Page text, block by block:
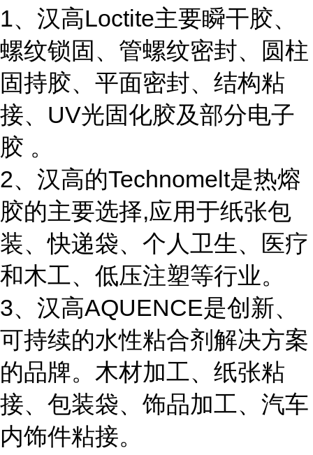
1、汉高Loctite主要瞬干胶、
螺纹锁固、管螺纹密封、圆柱
固持胶、平面密封、结构粘
接、UV光固化胶及部分电子
胶 。
2、汉高的Technomelt是热熔
胶的主要选择,应用于纸张包
装、快递袋、个人卫生、医疗
和木工、低压注塑等行业。
3、汉高AQUENCE是创新、
可持续的水性粘合剂解决方案
的品牌。木材加工、纸张粘
接、包装袋、饰品加工、汽车
内饰件粘接。